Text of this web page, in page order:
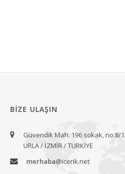
BIZE ULAŞIN
Güvendik Mah. 196 sokak, no:8/1
URLA / İZMİR / TÜRKİYE
merhaba@icerik.net